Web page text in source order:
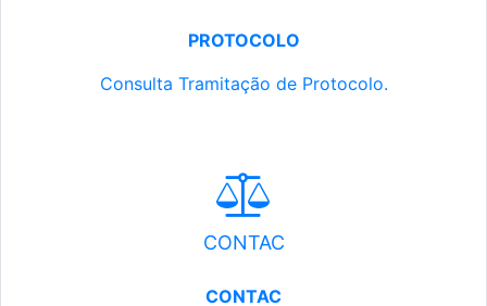
PROTOCOLO
Consulta Tramitação de Protocolo.
CONTAC
CONTAC